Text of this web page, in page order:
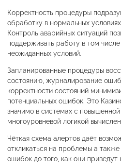
Корректность процедуры
обработку в нормальных
Контроль аварийных ситуаций
поддерживать работу в том
неожиданных условий.
Запланированные процедуры
состоянию, журналирование
корректности состояний
потенциальных ошибок. Это
значимо в системах с
многоуровневой логикой
Чёткая схема алертов даёт
откликаться на проблемы а также
ошибок до того, как они